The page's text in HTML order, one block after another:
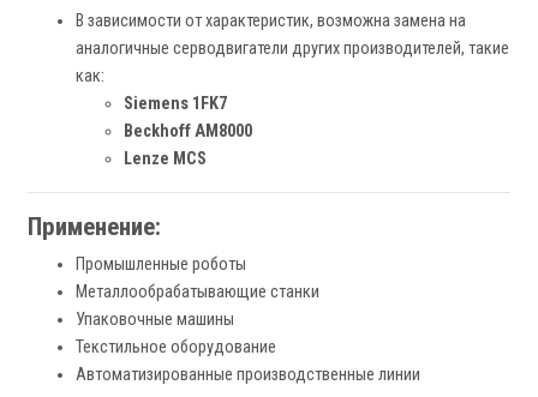
В зависимости от характеристик, возможна замена на
аналогичные серводвигатели других производителей, такие
как:
Siemens 1FK7
Beckhoff AM8000
Lenze MCS
Применение:
Промышленные роботы
Металлообрабатывающие станки
Упаковочные машины
Текстильное оборудование
Автоматизированные производственные линии